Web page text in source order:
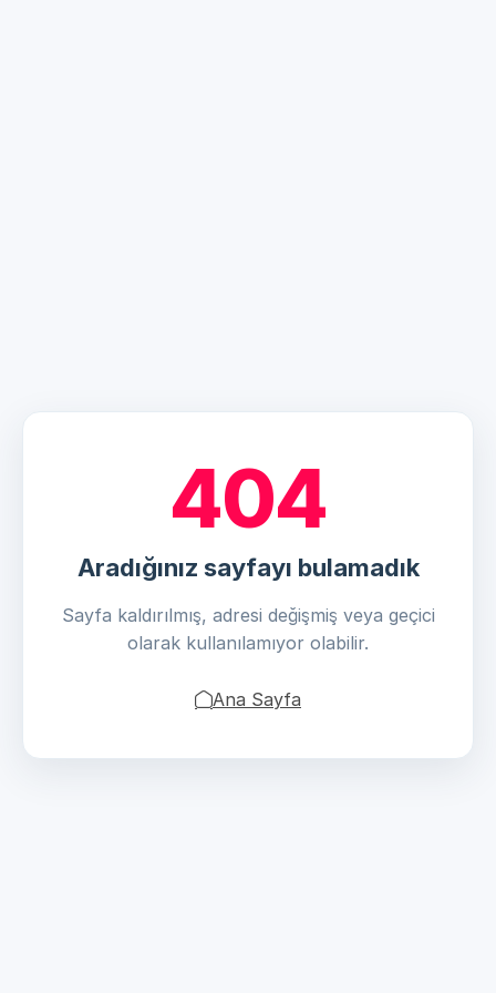
404
Aradığınız sayfayı bulamadık
Sayfa kaldırılmış, adresi değişmiş veya geçici
olarak kullanılamıyor olabilir.
Ana Sayfa